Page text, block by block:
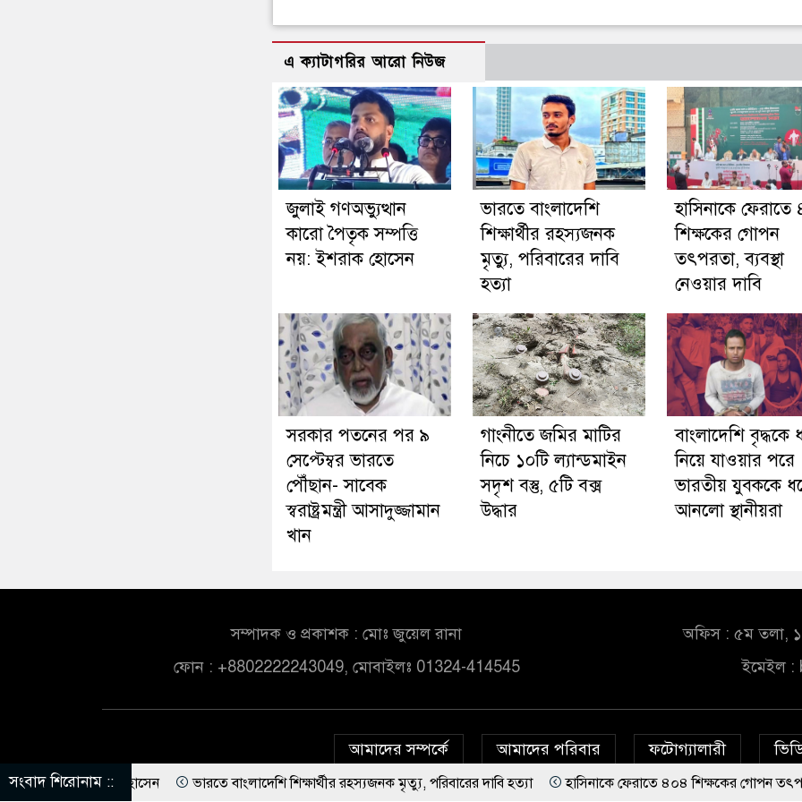
এ ক্যাটাগরির আরো নিউজ
জুলাই গণঅভ্যুত্থান
কারো পৈতৃক সম্পত্তি
নয়: ইশরাক হোসেন
ভারতে বাংলাদেশি
শিক্ষার্থীর রহস্যজনক
মৃত্যু, পরিবারের দাবি
হত্যা
হাসিনাকে ফেরাতে
শিক্ষকের গোপন
তৎপরতা, ব্যবস্থা
নেওয়ার দাবি
সরকার পতনের পর ৯
সেপ্টেম্বর ভারতে
পৌঁছান- সাবেক
স্বরাষ্ট্রমন্ত্রী আসাদুজ্জামান
খান
গাংনীতে জমির মাটির
নিচে ১০টি ল্যান্ডমাইন
সদৃশ বস্তু, ৫টি বক্স
উদ্ধার
বাংলাদেশি বৃদ্ধকে
নিয়ে যাওয়ার পরে
ভারতীয় যুবককে
আনলো স্থানীয়রা
সম্পাদক ও প্রকাশক : মোঃ জুয়েল রানা
ফোন : +8802222243049, মোবাইলঃ 01324-414545
অফিস : ৫ম তলা,
ইমেইল :
আমাদের সম্পর্কে আমাদের পরিবার ফটোগ্যালারী
সংবাদ শিরোনাম ::
হোসেন ভারতে বাংলাদেশি শিক্ষার্থীর রহস্যজনক মৃত্যু, পরিবারের দাবি হত্যা হাসিনাকে ফেরাতে ৪০৪ শিক্ষকের গোপন তৎপরতা, ব্যবস্থা